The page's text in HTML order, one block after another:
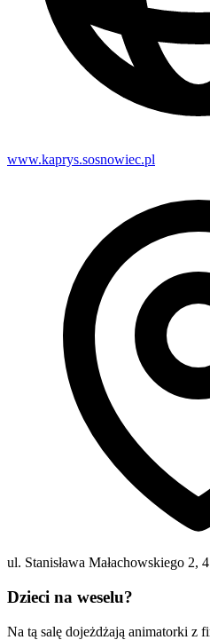
www.kaprys.sosnowiec.pl
ul. Stanisława Małachowskiego 2,
Dzieci na weselu?
Na tą salę dojeżdżają animatorki z